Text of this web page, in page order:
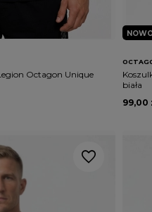
Octagon Unique
biała
99,00